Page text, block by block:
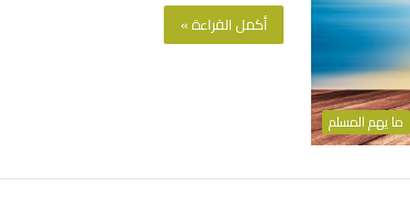
ما يهم المسلم
أكمل القراءة »